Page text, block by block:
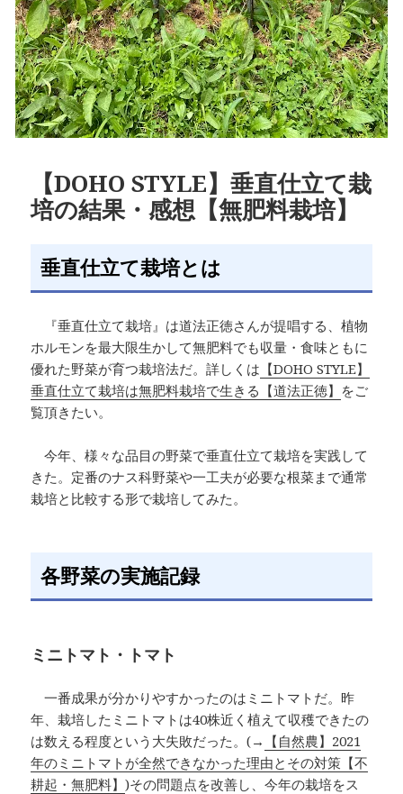
【DOHO STYLE】垂直仕立て栽
培の結果・感想【無肥料栽培】
垂直仕立て栽培とは
『垂直仕立て栽培』は道法正徳さんが提唱する、植物
ホルモンを最大限生かして無肥料でも収量・食味ともに
優れた野菜が育つ栽培法だ。詳しくは 【DOHO STYLE】
垂直仕立て栽培は無肥料栽培で生きる【道法正徳】 をご
覧頂きたい。
今年、様々な品目の野菜で垂直仕立て栽培を実践して
きた。定番のナス科野菜や一工夫が必要な根菜まで通常
栽培と比較する形で栽培してみた。
各野菜の実施記録
ミニトマト・トマト
一番成果が分かりやすかったのはミニトマトだ。昨
年、栽培したミニトマトは40株近く植えて収穫できたの
は数える程度という大失敗だった。(→ 【自然農】2021
年のミニトマトが全然できなかった理由とその対策【不
耕起・無肥料】)その問題点を改善し、今年の栽培をス